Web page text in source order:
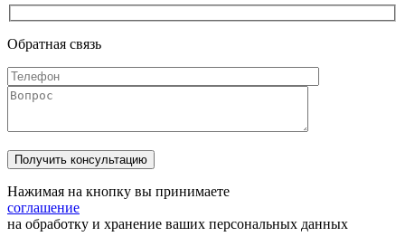
Обратная связь
Нажимая на кнопку вы принимаете
соглашение
на обработку и хранение ваших персональных данных